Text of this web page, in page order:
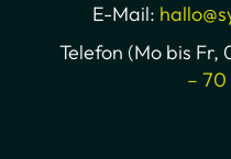
E-Mail:
Telefon (Mo bis
– 70